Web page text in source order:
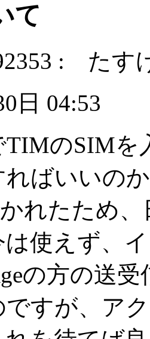
て
: たす
日 04:53
TIMのSIMを
ればいいの
れたため
使えず、
の方の送
ですが、ア